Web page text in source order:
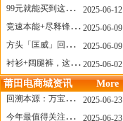
99元就能买到这样颜值的太阳镜？优衣库夏季墨镜系列
2025-06-12
竞速本能+尽释锋芒——罗杰杜彼Roger+Dubuis王者竞速系列飞返计时码表燃擎赛道
2025-06-09
方头「匡威」回归！日系简约里的小心思
2025-06-09
衬衫+阔腿裤，这样穿美出新高度！
2025-06-02
莆田电商城资讯 More
回溯本源：万宝龙推出明星系列都市灰腕表新作
2025-06-23
今年最值得关注的AF1！KOBE x AF1 明日发售
2025-06-23